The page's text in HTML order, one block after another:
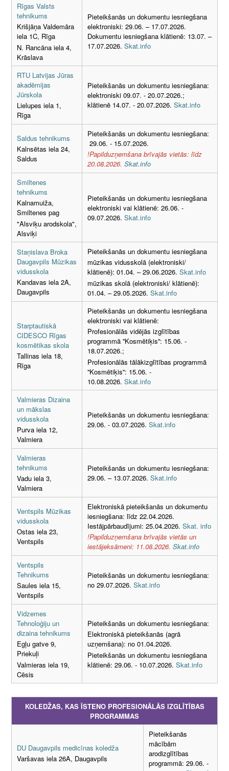
Rīgas Valsts
tehnikums
Krišjāņa Valdemāra
iela 1C, Rīga
N. Rancāna iela 4,
Krāslava
Pieteikšanās un dokumentu iesniegšana
elektroniski: 29.06. – 17.07.2026.
Dokumentu iesniegšana klātienē: 13.07. –
17.07.2026. Skat.info
RTU Latvijas Jūras
akadēmijas
Jūrskola
Lielupes iela 1,
Rīga
Pieteikšanās un dokumentu iesniegšana:
elektroniski 09.07. - 20.07.2026.;
klātienē 14.07. - 20.07.2026. Skat.info
Saldus tehnikums
Kalnsētas iela 24,
Saldus
Pieteikšanās un dokumentu iesniegšana:
29.06. - 15.07.2026.
!Papilduzņemšana brīvajās vietās: līdz
20.08.2026. Skat.info
Smiltenes
tehnikums
Kalnamuiža,
Smiltenes pag
"Alsviķu arodskola",
Alsviķi
Pieteikšanās un dokumentu iesniegšana
elektroniski vai klātienē: 26.06. -
09.07.2026. Skat.info
Staņislava Broka
Daugavpils Mūzikas
vidusskola
Kandavas iela 2A,
Daugavpils
Pieteikšanās un dokumentu iesniegšana
mūzikas vidusskolā (elektroniski/
klātienē): 01.04. – 29.06.2026. Skat.info
mūzikas skolā (elektroniski/ klātienē):
01.04. – 29.05.2026. Skat.info
Starptautiskā
CIDESCO Rīgas
kosmētikas skola
Tallinas iela 18,
Rīga
Pieteikšanās un dokumentu iesniegšana
elektroniski vai klātienē:
Profesionālās vidējās izglītības
programmā ''Kosmētiķis'': 15.06. -
18.07.2026.;
Profesionālās tālākizglītības programmā
''Kosmētiķis'': 15.06. -
10.08.2026. Skat.info
Valmieras Dizaina
un mākslas
vidusskola
Purva iela 12,
Valmiera
Pieteikšanās un dokumentu iesniegšana:
29.06. - 03.07.2026. Skat.info
Valmieras
tehnikums
Vadu iela 3,
Valmiera
Pieteikšanās un dokumentu iesniegšana:
29.06. – 13.07.2026. Skat.info
Ventspils Mūzikas
vidusskola
Ostas iela 23,
Ventspils
Elektroniskā pieteikšanās un dokumentu
iesniegšana: līdz 22.04.2026.
Iestājpārbaudījumi: 25.04.2026. Skat. info
!Papilduzņemšana brīvajās vietās un
iestājeksāmeni: 11.08.2026. Skat.info
Ventspils
Tehnikums
Saules iela 15,
Ventspils
Pieteikšanās un dokumentu iesniegšana:
no 29.07.2026. Skat.info
Vidzemes
Tehnoloģiju un
dizaina tehnikums
Egļu gatve 9,
Priekuļi
Valmieras iela 19,
Cēsis
Pieteikšanās un dokumentu iesniegšana:
Elektroniskā pieteikšanās (agrā
uzņemšana): no 01.04.2026.
Pieteikšanās un dokumentu iesniegšana
klātienē: 29.06. - 10.07.2026. Skat.info
KOLEDŽAS, KAS ĪSTENO PROFESIONĀLĀS IZGLĪTĪBAS
PROGRAMMAS
DU Daugavpils medicīnas koledža
Varšavas iela 26A, Daugavpils
Pieteikšanās
mācībām
arodizglītības
programmā: 29.06. -